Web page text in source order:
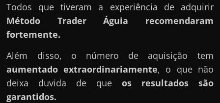
i
r
o
n
a
i
n
Todos que tiveram a experiência de adquirir
Método Trader Águia
recomendaram
fortemente.
Além disso, o número de aquisição tem
aumentado extraordinariamente, o que não
deixa duvida de que os resultados são
garantidos.